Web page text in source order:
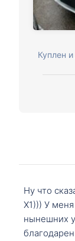
Куплен
Ну что
X1))) У
нынешних